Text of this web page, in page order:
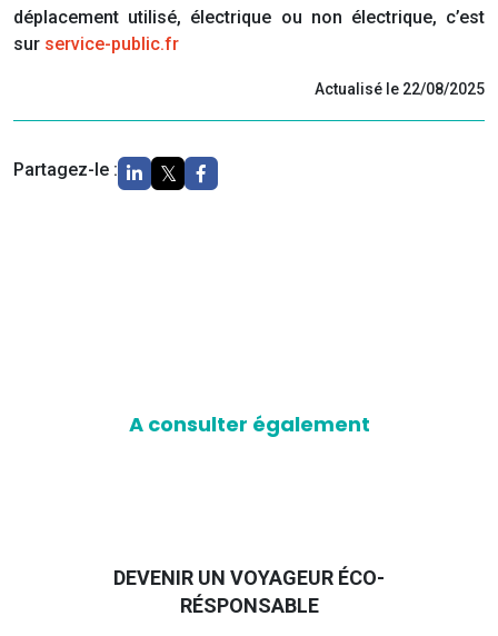
déplacement utilisé, électrique ou non électrique, c’est
sur service-public.fr
Actualisé le 22/08/2025
Partagez-le :
A consulter également
DEVENIR UN VOYAGEUR ÉCO-
RÉSPONSABLE